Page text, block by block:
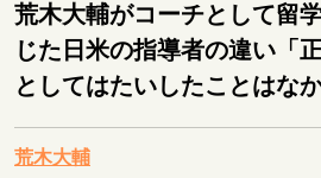
SPECIAL 注目の記事テーマで探す
運命を変えた出会い
荒木大輔がコーチとして留
じた日米の指導者の違い「
としてはたいしたことはなか
荒木大輔